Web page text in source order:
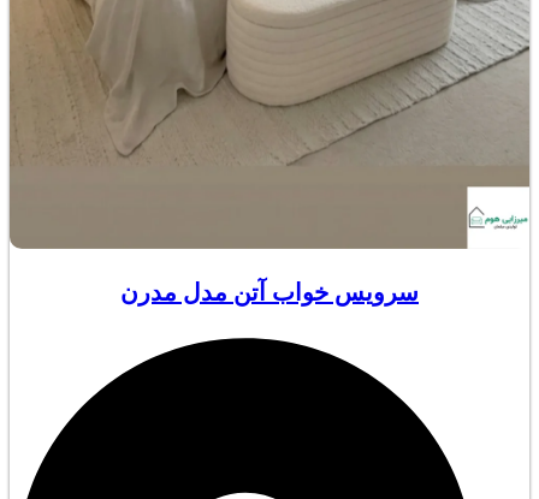
سرویس خواب آتن مدل مدرن